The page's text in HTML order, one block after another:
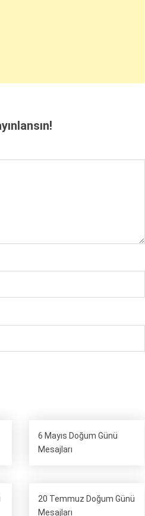
6 Mayıs Doğum Günü
Mesajları
20 Temmuz Doğum Günü
Mesajları